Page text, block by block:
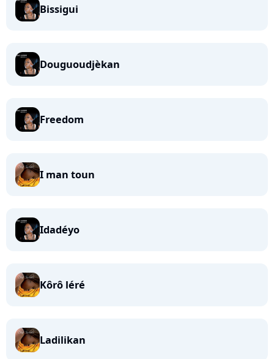
Bissigui
Douguoudjèkan
Freedom
I man toun
Idadéyo
Kôrô léré
Ladilikan